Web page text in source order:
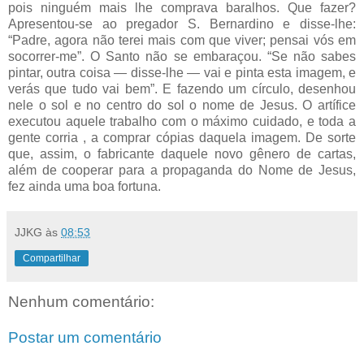
pois ninguém mais lhe comprava baralhos. Que fazer?
Apresentou-se ao pregador S. Bernardino e disse-lhe:
“Padre, agora não terei mais com que viver; pensai vós em
socorrer-me”. O Santo não se embaraçou. “Se não sabes
pintar, outra coisa — disse-lhe — vai e pinta esta imagem, e
verás que tudo vai bem”. E fazendo um círculo, desenhou
nele o sol e no centro do sol o nome de Jesus. O artífice
executou aquele trabalho com o máximo cuidado, e toda a
gente corria , a comprar cópias daquela imagem. De sorte
que, assim, o fabricante daquele novo gênero de cartas,
além de cooperar para a propaganda do Nome de Jesus,
fez ainda uma boa fortuna.
JJKG às 08:53
Compartilhar
Nenhum comentário:
Postar um comentário